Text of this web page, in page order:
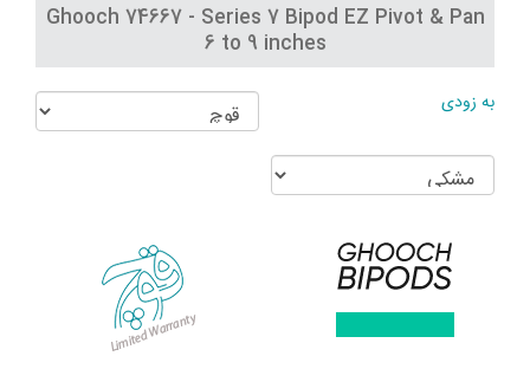
Ghooch 74667 - Series 7 Bipod EZ Pivot & Pan
6 to 9 inches
به زودی